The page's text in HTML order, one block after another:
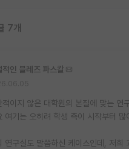
7개
적인 블레즈 파스칼
적이지 않은 대학원의 본질에 맞는
여기는 오히려 학생 측이 시작부터
연구실도 말씀하신 케이스인데, 저희